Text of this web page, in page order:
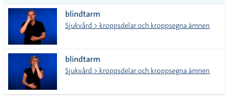
alla i
lista
blindtarm
Sjukvård > kroppsdelar och kroppsegna ämnen
blindtarm
Sjukvård > kroppsdelar och kroppsegna ämnen